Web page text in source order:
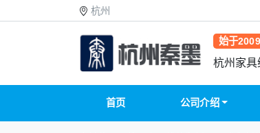
杭州
始于2009
杭州家具
首页 公司介绍